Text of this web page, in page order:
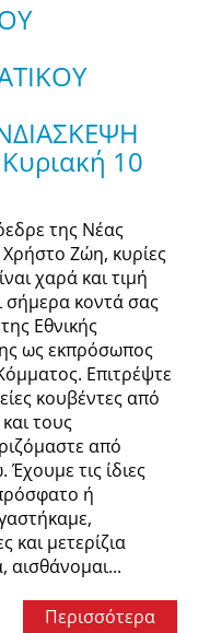
10
της Νέας
Ζώη, κυρίες
χαρά και τιμή
σήμερα κοντά σας
Εθνικής
ως εκπρόσωπος
Επιτρέψτε
κουβέντες από
τους
από
τις ίδιες
ή
και μετερίζια
αισθάνομαι...
Περισσότερα